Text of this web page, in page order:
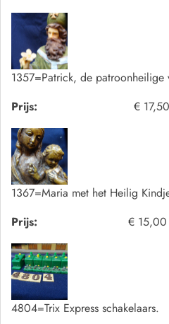
1357=Patrick, de patroonheilige
Prijs:
€ 17,50
1367=Maria met het Heilig
Prijs:
€ 15,00
4804=Trix Express schakelaars.